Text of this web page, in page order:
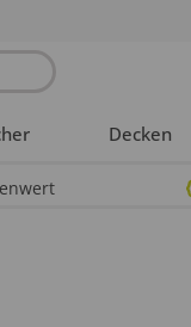
Decken